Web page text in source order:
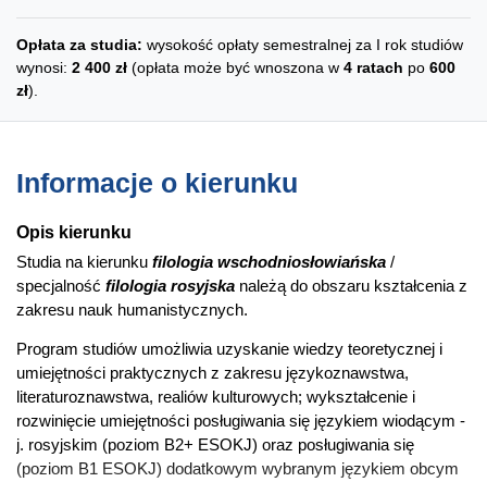
Opłata za studia: wysokość opłaty semestralnej za I rok studiów
wynosi: 2 400 zł (opłata może być wnoszona w 4 ratach po 600
zł).
Informacje o kierunku
Opis kierunku
Studia na kierunku filologia wschodniosłowiańska /
specjalność filologia rosyjska należą do obszaru kształcenia z
zakresu nauk humanistycznych.
Program studiów umożliwia uzyskanie wiedzy teoretycznej i
umiejętności praktycznych z zakresu językoznawstwa,
literaturoznawstwa, realiów kulturowych; wykształcenie i
rozwinięcie umiejętności posługiwania się językiem wiodącym -
j. rosyjskim (poziom B2+ ESOKJ) oraz posługiwania się
(poziom B1 ESOKJ) dodatkowym wybranym językiem obcym